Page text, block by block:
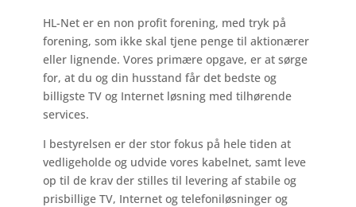
HL-Net er en non profit forening, med tryk på
forening, som ikke skal tjene penge til aktionærer
eller lignende. Vores primære opgave, er at sørge
for, at du og din husstand får det bedste og
billigste TV og Internet løsning med tilhørende
services.
I bestyrelsen er der stor fokus på hele tiden at
vedligeholde og udvide vores kabelnet, samt leve
op til de krav der stilles til levering af stabile og
prisbillige TV, Internet og telefoniløsninger og